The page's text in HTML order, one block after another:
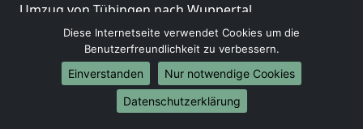
Umzug von Tübingen nach Wuppertal
Umzug von Tübingen nach Bielefeld
Umzug von Tübingen nach Bonn
Umzug von Tübingen nach Münster
Internationale-Umzüge
Diese Internetseite verwendet Cookies um die
Benutzerfreundlichkeit zu verbessern.
Einverstanden
Nur notwendige Cookies
Datenschutzerklärung